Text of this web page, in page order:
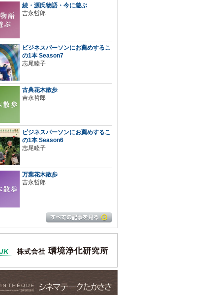
続・源氏物語・今に遊ぶ
吉永哲郎
ビジネスパーソンにお薦めするこ
の1本 Season7
志尾睦子
古典花木散歩
吉永哲郎
ビジネスパーソンにお薦めするこ
の1本 Season6
志尾睦子
万葉花木散歩
吉永哲郎